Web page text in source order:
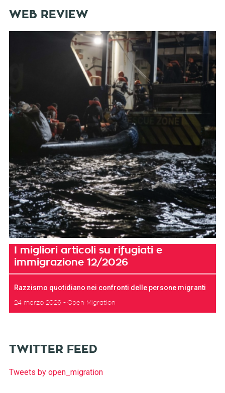
WEB REVIEW
I migliori articoli su rifugiati e
immigrazione 12/2026
Razzismo quotidiano nei confronti delle persone migranti
24 marzo 2026 Open Migration
TWITTER FEED
Tweets by open_migration